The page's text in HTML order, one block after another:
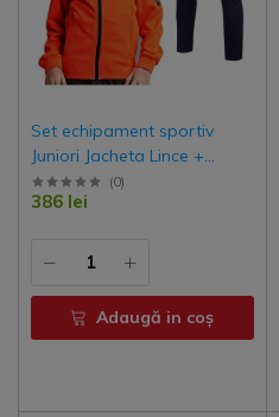
Set echipament sportiv
Juniori Jacheta Lince +
Pantalon New Street
(0)
386 lei
Adaugă in coş